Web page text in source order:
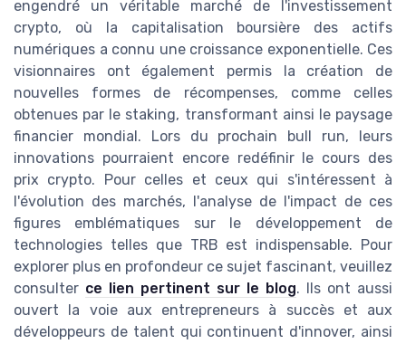
engendré un véritable marché de l'investissement
crypto, où la capitalisation boursière des actifs
numériques a connu une croissance exponentielle. Ces
visionnaires ont également permis la création de
nouvelles formes de récompenses, comme celles
obtenues par le staking, transformant ainsi le paysage
financier mondial. Lors du prochain bull run, leurs
innovations pourraient encore redéfinir le cours des
prix crypto. Pour celles et ceux qui s'intéressent à
l'évolution des marchés, l'analyse de l'impact de ces
figures emblématiques sur le développement de
technologies telles que TRB est indispensable. Pour
explorer plus en profondeur ce sujet fascinant, veuillez
consulter ce lien pertinent sur le blog. Ils ont aussi
ouvert la voie aux entrepreneurs à succès et aux
développeurs de talent qui continuent d'innover, ainsi